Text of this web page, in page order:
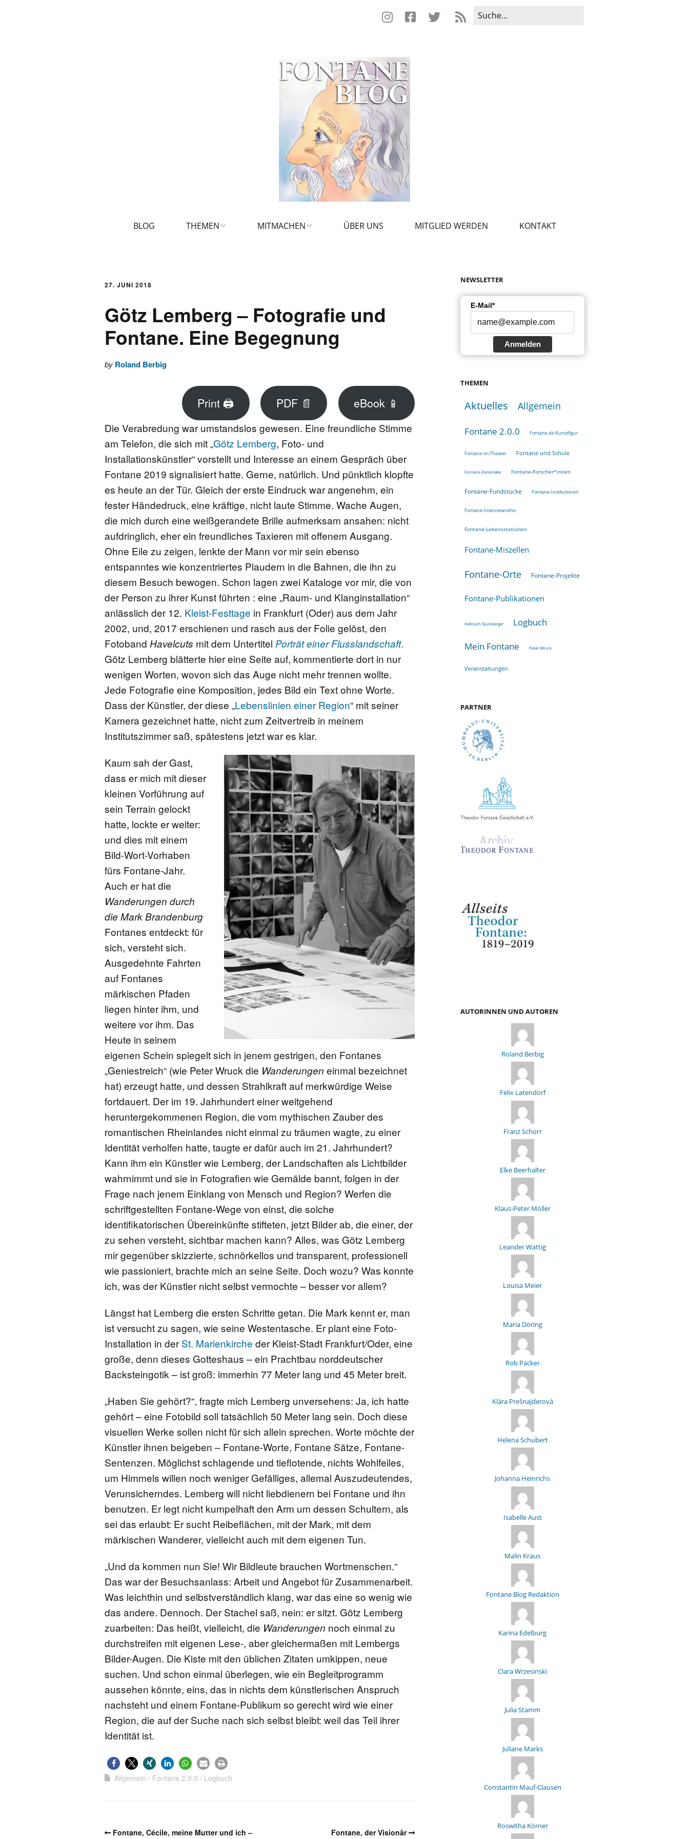
BLOG THEMEN
FONTANE 2.0.0
FONTANE ALS KUNSTFIGUR
FONTANE-
FORSCHER*INNEN
FONTANE-INSTITUTIONEN
FONTANE-
MITMACHEN ÜBER UNS MITGLIED WERDEN KONTAKT
27. JUNI 2018
Götz Lemberg – Fotografie und
Fontane. Eine Begegnung
by Roland Berbig
Print 🖨 PDF 📄 eBook 📱
Die Verabredung war umstandslos gewesen. Eine freundliche Stimme
am Telefon, die sich mit „Götz Lemberg, Foto- und
Installationskünstler“ vorstellt und Interesse an einem Gespräch über
Fontane 2019 signalisiert hatte. Gerne, natürlich. Und pünktlich klopfte
es heute an der Tür. Gleich der erste Eindruck war angenehm, ein
fester Händedruck, eine kräftige, nicht laute Stimme. Wache Augen,
die mich durch eine weißgerandete Brille aufmerksam ansahen: nicht
aufdringlich, eher ein freundliches Taxieren mit offenem Ausgang.
Ohne Eile zu zeigen, lenkte der Mann vor mir sein ebenso
entspanntes wie konzentriertes Plaudern in die Bahnen, die ihn zu
diesem Besuch bewogen. Schon lagen zwei Kataloge vor mir, die von
der Person zu ihrer Kunst führten : eine „Raum- und Klanginstallation“
anlässlich der 12. Kleist-Festtage in Frankfurt (Oder) aus dem Jahr
2002, und, 2017 erschienen und rasch aus der Folie gelöst, den
Fotoband Havelcuts mit dem Untertitel Porträt einer Flusslandschaft.
Götz Lemberg blätterte hier eine Seite auf, kommentierte dort in nur
wenigen Worten, wovon sich das Auge nicht mehr trennen wollte.
Jede Fotografie eine Komposition, jedes Bild ein Text ohne Worte.
Dass der Künstler, der diese „Lebenslinien einer Region“ mit seiner
Kamera gezeichnet hatte, nicht zum Zeitvertreib in meinem
Institutszimmer saß, spätestens jetzt war es klar.
Kaum sah der Gast,
dass er mich mit dieser
kleinen Vorführung auf
sein Terrain gelockt
hatte, lockte er weiter:
und dies mit einem
Bild-Wort-Vorhaben
fürs Fontane-Jahr.
Auch er hat die
Wanderungen durch
die Mark Brandenburg
Fontanes entdeckt: für
sich, versteht sich.
Ausgedehnte Fahrten
auf Fontanes
märkischen Pfaden
liegen hinter ihm, und
weitere vor ihm. Das
Heute in seinem
eigenen Schein spiegelt sich in jenem gestrigen, den Fontanes
„Geniestreich“ (wie Peter Wruck die Wanderungen einmal bezeichnet
hat) erzeugt hatte, und dessen Strahlkraft auf merkwürdige Weise
fortdauert. Der im 19. Jahrhundert einer weitgehend
heruntergekommenen Region, die vom mythischen Zauber des
romantischen Rheinlandes nicht einmal zu träumen wagte, zu einer
Identität verholfen hatte, taugte er dafür auch im 21. Jahrhundert?
Kann ihm ein Künstler wie Lemberg, der Landschaften als Lichtbilder
wahrnimmt und sie in Fotografien wie Gemälde bannt, folgen in der
Frage nach jenem Einklang von Mensch und Region? Werfen die
schriftgestellten Fontane-Wege von einst, die solche
identifikatorischen Übereinkünfte stifteten, jetzt Bilder ab, die einer, der
zu sehen versteht, sichtbar machen kann? Alles, was Götz Lemberg
mir gegenüber skizzierte, schnörkellos und transparent, professionell
wie passioniert, brachte mich an seine Seite. Doch wozu? Was konnte
ich, was der Künstler nicht selbst vermochte – besser vor allem?
Längst hat Lemberg die ersten Schritte getan. Die Mark kennt er, man
ist versucht zu sagen, wie seine Westentasche. Er plant eine Foto-
Installation in der St. Marienkirche der Kleist-Stadt Frankfurt/Oder, eine
große, denn dieses Gotteshaus – ein Prachtbau norddeutscher
Backsteingotik – ist groß: immerhin 77 Meter lang und 45 Meter breit.
„Haben Sie gehört?“, fragte mich Lemberg unversehens: Ja, ich hatte
gehört – eine Fotobild soll tatsächlich 50 Meter lang sein. Doch diese
visuellen Werke sollen nicht für sich allein sprechen. Worte möchte der
Künstler ihnen beigeben – Fontane-Worte, Fontane Sätze, Fontane-
Sentenzen. Möglichst schlagende und tieflotende, nichts Wohlfeiles,
um Himmels willen noch weniger Gefälliges, allemal Auszudeutendes,
Verunsicherndes. Lemberg will nicht liebdienern bei Fontane und ihn
benutzen. Er legt nicht kumpelhaft den Arm um dessen Schultern, als
sei das erlaubt: Er sucht Reibeflächen, mit der Mark, mit dem
märkischen Wanderer, vielleicht auch mit dem eigenen Tun.
„Und da kommen nun Sie! Wir Bildleute brauchen Wortmenschen.“
Das war der Besuchsanlass: Arbeit und Angebot für Zusammenarbeit.
Was leichthin und selbstverständlich klang, war das eine so wenig wie
das andere. Dennoch. Der Stachel saß, nein: er sitzt. Götz Lemberg
zuarbeiten: Das heißt, vielleicht, die Wanderungen noch einmal zu
durchstreifen mit eigenen Lese-, aber gleichermaßen mit Lembergs
Bilder-Augen. Die Kiste mit den üblichen Zitaten umkippen, neue
suchen. Und schon einmal überlegen, wie ein Begleitprogramm
aussehen könnte, eins, das in nichts dem künstlerischen Anspruch
nachsteht und einem Fontane-Publikum so gerecht wird wie einer
Region, die auf der Suche nach sich selbst bleibt: weil das Teil ihrer
Identität ist.
Allgemein Fontane 2.0.0 Logbuch
Fontane, Cécile, meine Mutter und ich – Fontane, der Visionär
NEWSLETTER
E-Mail*
Anmelden
THEMEN
Aktuelles Allgemein
Fontane 2.0.0 Fontane als Kunstfigur
Fontane im Theater Fontane und Schule
Fontane-Denkmäler Fontane-Forscher*innen
Fontane-Fundstücke Fontane-Institutionen
Fontane-Interviewreihe
Fontane-Lebensstationen
Fontane-Miszellen
Fontane-Orte Fontane-Projekte
Fontane-Publikationen
Helmuth Nürnberger Logbuch
Mein Fontane Peter Wruck
Veranstaltungen
PARTNER
AUTORINNEN UND AUTOREN
Roland Berbig
Felix Latendorf
Franz Schorr
Elke Beerhalter
Klaus-Peter Möller
Leander Wattig
Louisa Meier
Maria Döring
Rob Packer
Klára Prešnajderová
Helena Schubert
Johanna Heinrichs
Isabelle Aust
Malin Kraus
Fontane Blog Redaktion
Karina Edelburg
Clara Wrzesinski
Julia Stamm
Juliane Marks
Constantin Mauf-Clausen
Roswitha Körner